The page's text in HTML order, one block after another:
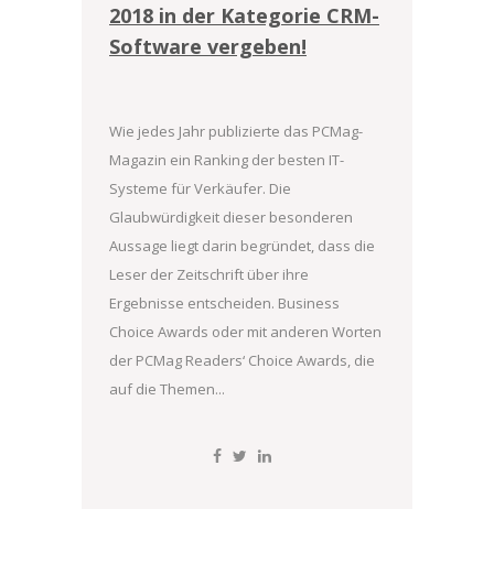
2018 in der Kategorie CRM-
Software vergeben!
Wie jedes Jahr publizierte das PCMag-
Magazin ein Ranking der besten IT-
Systeme für Verkäufer. Die
Glaubwürdigkeit dieser besonderen
Aussage liegt darin begründet, dass die
Leser der Zeitschrift über ihre
Ergebnisse entscheiden. Business
Choice Awards oder mit anderen Worten
der PCMag Readers‘ Choice Awards, die
auf die Themen...